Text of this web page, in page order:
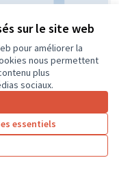
sur le site web
pour améliorer la
nous permettent
plus
sociaux.
essentiels
de
Soumis au
vote